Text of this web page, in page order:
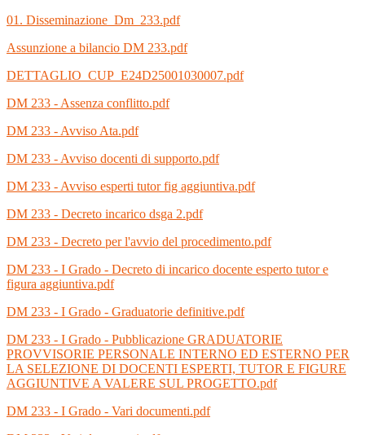
01. Disseminazione_Dm_233.pdf
Assunzione a bilancio DM 233.pdf
DETTAGLIO_CUP_E24D25001030007.pdf
DM 233 - Assenza conflitto.pdf
DM 233 - Avviso Ata.pdf
DM 233 - Avviso docenti di supporto.pdf
DM 233 - Avviso esperti tutor fig aggiuntiva.pdf
DM 233 - Decreto incarico dsga 2.pdf
DM 233 - Decreto per l'avvio del procedimento.pdf
DM 233 - I Grado - Decreto di incarico docente esperto tutor e
figura aggiuntiva.pdf
DM 233 - I Grado - Graduatorie definitive.pdf
DM 233 - I Grado - Pubblicazione GRADUATORIE
PROVVISORIE PERSONALE INTERNO ED ESTERNO PER
LA SELEZIONE DI DOCENTI ESPERTI, TUTOR E FIGURE
AGGIUNTIVE A VALERE SUL PROGETTO.pdf
DM 233 - I Grado - Vari documenti.pdf